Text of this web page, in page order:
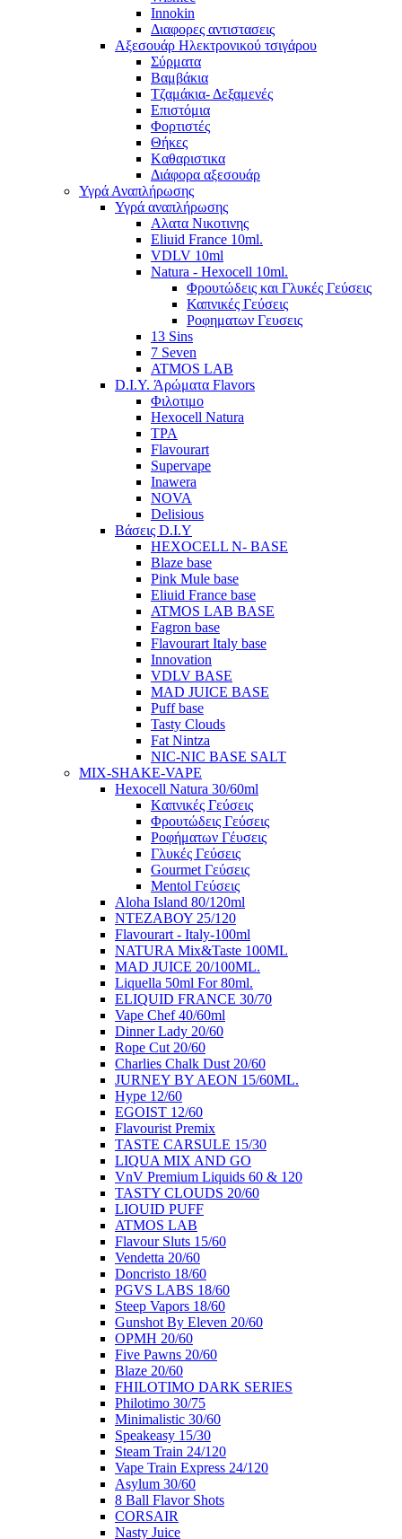
Ιnnokin
Διαφορες αντιστασεις
Αξεσουάρ Ηλεκτρονικού τσιγάρου
Σύρματα
Βαμβάκια
Τζαμάκια- Δεξαμενές
Επιστόμια
Φορτιστές
Θήκες
Kαθαριστικα
Διάφορα αξεσουάρ
Υγρά Αναπλήρωσης
Υγρά αναπλήρωσης
Aλατα Νικοτινης
Eliuid France 10ml.
VDLV 10ml
Natura - Hexocell 10ml.
Φρουτώδεις και Γλυκές Γεύσεις
Καπνικές Γεύσεις
Ροφηματων Γευσεις
13 Sins
7 Seven
ATMOS LAB
D.I.Y. Άρώματα Flavors
Φιλοτιμο
Hexocell Natura
TPA
Flavourart
Supervape
Inawera
ΝOVA
Delisious
Βάσεις D.I.Y
HEXOCELL N- BASE
Blaze base
Pink Mule base
Eliuid France base
ATMOS LAB BASE
Fagron base
Flavourart Italy base
Innovation
VDLV BASE
MAD JUICE BASE
Puff base
Tasty Clouds
Fat Nintza
NIC-NIC BASE SALT
MIX-SHAKE-VAPE
Hexocell Natura 30/60ml
Kαπνικές Γεύσεις
Φρουτώδεις Γεύσεις
Ροφήματων Γέυσεις
Γλυκές Γεύσεις
Gourmet Γεύσεις
Mentol Γεύσεις
Aloha Island 80/120ml
ΝΤΕΖΑΒΟΥ 25/120
Flavourart - Italy-100ml
NATURA Mix&Taste 100ML
MAD JUICE 20/100ML.
Liquella 50ml For 80ml.
ELIQUID FRANCE 30/70
Vape Chef 40/60ml
Dinner Lady 20/60
Rope Cut 20/60
Charlies Chalk Dust 20/60
JURNEY BY AEON 15/60ML.
Hype 12/60
EGOIST 12/60
Flavourist Premix
ΤΑSTE CARSULE 15/30
LIQUA MIX AND GO
VnV Premium Liquids 60 & 120
TASTY CLOUDS 20/60
LIOUID PUFF
ATMOS LAB
Flavour Sluts 15/60
Vendetta 20/60
Doncristo 18/60
PGVS LABS 18/60
Steep Vapors 18/60
Gunshot By Eleven 20/60
ΟΡΜΗ 20/60
Five Pawns 20/60
Blaze 20/60
FHILOTIMO DARK SERIES
Philotimo 30/75
Minimalistic 30/60
Speakeasy 15/30
Steam Train 24/120
Vape Train Express 24/120
Asylum 30/60
8 Βall Flavor Shots
CORSAIR
Nasty Juice